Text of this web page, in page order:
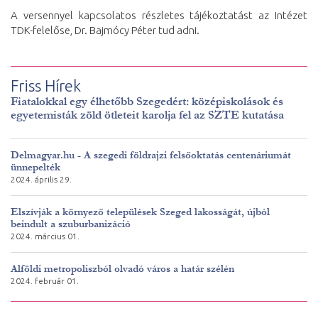
A versennyel kapcsolatos részletes tájékoztatást az Intézet
TDK-felelőse, Dr. Bajmócy Péter tud adni.
Friss Hírek
Fiatalokkal egy élhetőbb Szegedért: középiskolások és
egyetemisták zöld ötleteit karolja fel az SZTE kutatása
Delmagyar.hu - A szegedi földrajzi felsőoktatás centenáriumát
ünnepelték
2024. április 29.
Elszívják a környező települések Szeged lakosságát, újból
beindult a szuburbanizáció
2024. március 01.
Alföldi metropoliszból olvadó város a határ szélén
2024. február 01.